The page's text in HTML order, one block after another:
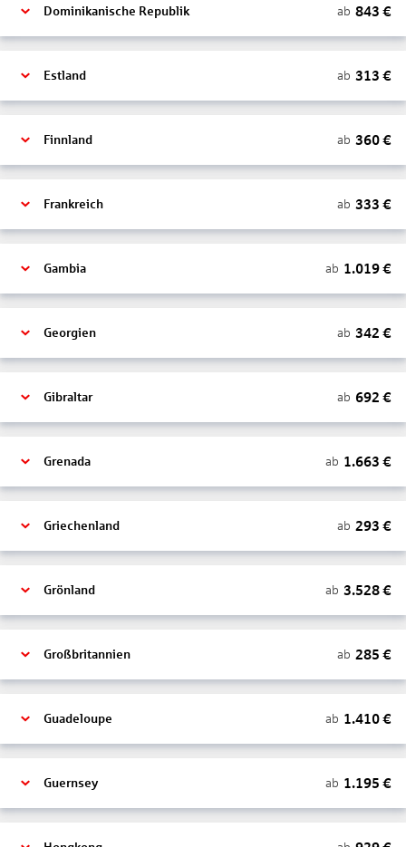
Dominikanische Republik ab 843 €
Estland ab 313 €
Finnland ab 360€
Frankreich ab 333 €
Gambia ab 1.019€
Georgien ab 342 €
Gibraltar ab 692 €
Grenada ab 1.663 €
Griechenland ab 293 €
Grönland ab 3.528€
Großbritannien ab 285 €
Guadeloupe ab 1.410€
Guernsey ab 1.195 €